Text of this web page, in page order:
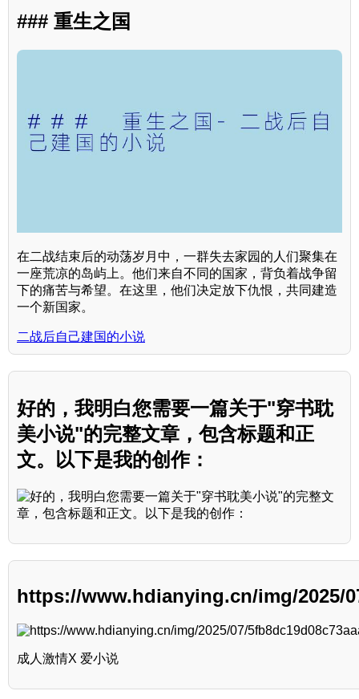
### 重生之国
在二战结束后的动荡岁月中，一群失去家园的人们聚集在
一座荒凉的岛屿上。他们来自不同的国家，背负着战争留
下的痛苦与希望。在这里，他们决定放下仇恨，共同建造
一个新国家。
二战后自己建国的小说
好的，我明白您需要一篇关于"穿书耽
美小说"的完整文章，包含标题和正
文。以下是我的创作：
https://www.hdianying.cn/img/2025/
成人激情X 爱小说